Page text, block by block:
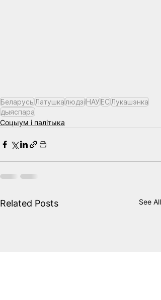
БеларусьЛатушкалюдзіНАУЕСЛукашэнка
дыяспара
Соцыум і палітыка
Related Posts See All